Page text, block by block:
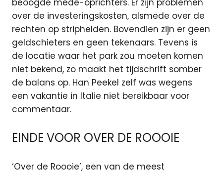
over de investeringskosten, alsmede over de
rechten op striphelden. Bovendien zijn er geen
geldschieters en geen tekenaars. Tevens is
de locatie waar het park zou moeten komen
niet bekend, zo maakt het tijdschrift somber
de balans op. Han Peekel zelf was wegens
een vakantie in Italie niet bereikbaar voor
commentaar.
EINDE VOOR OVER DE ROOOIE
‘Over de Roooie’, een van de meest